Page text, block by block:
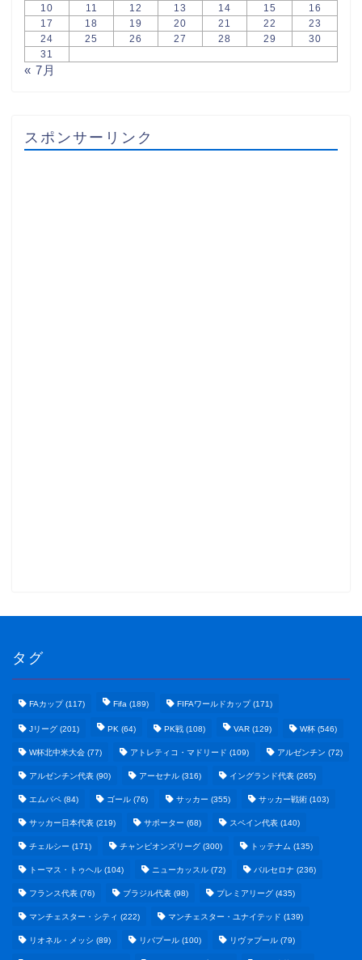
10
11 12 13 14 15
16
17
18 19 20 21 22
23
24
25 26 27 28 29
30
31
« 7月
スポンサーリンク
タグ
FAカップ(117) Fifa (189) FIFAワールドカップ(171)
Jリーグ (201) PK (64) PK戦 (108) VAR (129) W杯 (546)
W杯北中米大会 (77) アトレティコ・マドリード (109) アルゼンチン (72)
アルゼンチン代表 (90) アーセナル (316) イングランド代表 (265)
エムバペ (84) ゴール (76) サッカー (355) サッカー戦術 (103)
サッカー日本代表 (219) サポーター (68) スペイン代表 (140)
チェルシー (171) チャンピオンズリーグ (300) トッテナム (135)
トーマス・トゥヘル (104) ニューカッスル (72) バルセロナ (236)
フランス代表 (76) ブラジル代表 (98) プレミアリーグ (435)
マンチェスター・シティ (222) マンチェスター・ユナイテッド (139)
リオネル・メッシ (89) リバプール (100) リヴァプール (79)
テクノロジーまとめ